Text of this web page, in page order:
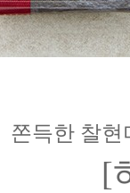
쫀득한 찰현
[